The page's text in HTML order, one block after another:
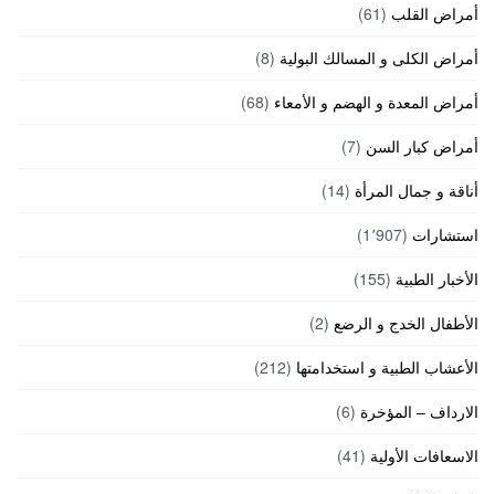
أمراض القلب (61)
أمراض الكلى و المسالك البولية (8)
أمراض المعدة و الهضم و الأمعاء (68)
أمراض كبار السن (7)
أناقة و جمال المرأة (14)
استشارات (1٬907)
الأخبار الطبية (155)
الأطفال الخدج و الرضع (2)
الأعشاب الطبية و استخدامتها (212)
الارداف – المؤخرة (6)
الاسعافات الأولية (41)